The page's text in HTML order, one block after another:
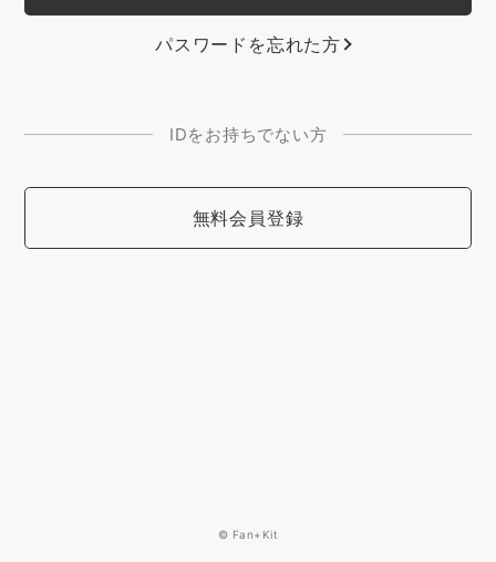
パスワードを忘れた方
IDをお持ちでない方
無料会員登録
© Fan+Kit